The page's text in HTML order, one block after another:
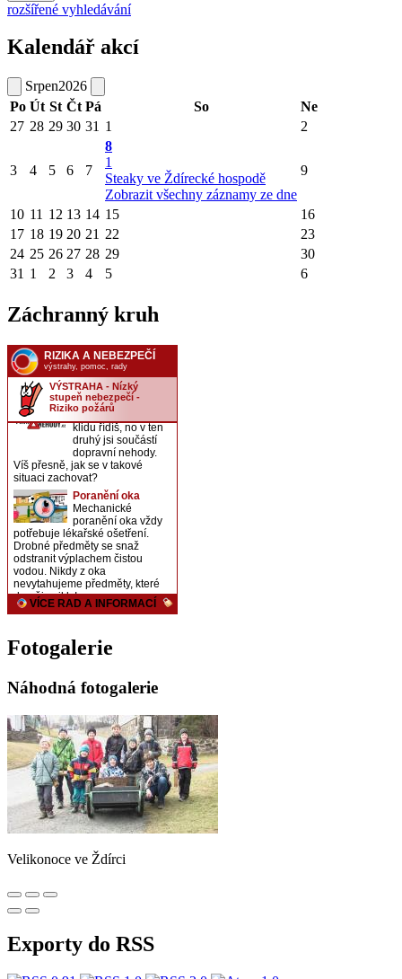
rozšířené vyhledávání
Kalendář akcí
Srpen2026
Po Út St Čt Pá So
Ne
27 28 29 30 31 1 2
3 4 5 6 7
8
1
Steaky ve Ždírecké hospodě
Zobrazit všechny záznamy ze dne
9
10 11 12 13 14 15
16
17 18 19 20 21 22
23
24 25 26 27 28 29
30
31 1 2 3 4 5 6
Záchranný kruh
Fotogalerie
Náhodná fotogalerie
Velikonoce ve Ždírci
Exporty do RSS